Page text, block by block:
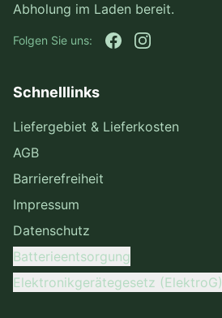
Abholung im Laden bereit.
Folgen Sie uns:
Schnelllinks
Liefergebiet & Lieferkosten
AGB
Barrierefreiheit
Impressum
Datenschutz
Batterieentsorgung
Elektronikgerätegesetz (ElektroG)